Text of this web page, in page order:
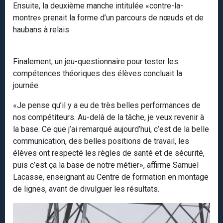
Ensuite, la deuxième manche intitulée «contre-la-
montre» prenait la forme d’un parcours de nœuds et de
haubans à relais.
Finalement, un jeu-questionnaire pour tester les
compétences théoriques des élèves concluait la
journée.
«Je pense qu’il y a eu de très belles performances de
nos compétiteurs. Au-delà de la tâche, je veux revenir à
la base. Ce que j’ai remarqué aujourd’hui, c’est de la belle
communication, des belles positions de travail, les
élèves ont respecté les règles de santé et de sécurité,
puis c’est ça la base de notre métier», affirme Samuel
Lacasse, enseignant au Centre de formation en montage
de lignes, avant de divulguer les résultats.